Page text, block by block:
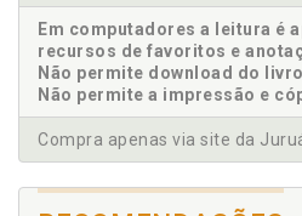
Lista de siglas, p. 15
M
Meio ambiente. Sistema
ambiente, p. 65
Método de abordagem, p. 31
Em computadores a leitura é
recursos de favoritos e
Não permite download do
Não permite a impressão e
Compra apenas via site da